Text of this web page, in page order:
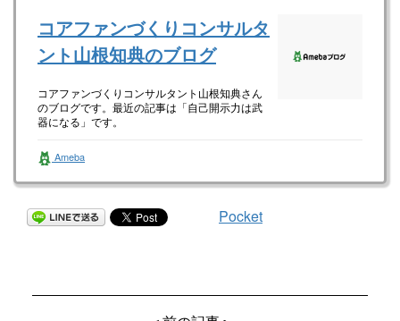
コアファンづくりコンサルタ
ント山根知典のブログ
コアファンづくりコンサルタント山根知典さん
のブログです。最近の記事は「自己開示力は武
器になる」です。
Ameba
Pocket